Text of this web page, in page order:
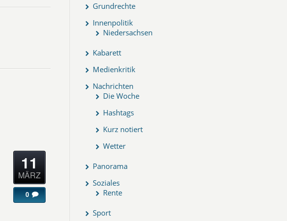
11
MÄRZ
0
Grundrechte
Innenpolitik
Niedersachsen
Kabarett
Medienkritik
Nachrichten
Die Woche
Hashtags
Kurz notiert
Wetter
Panorama
Soziales
Rente
Sport